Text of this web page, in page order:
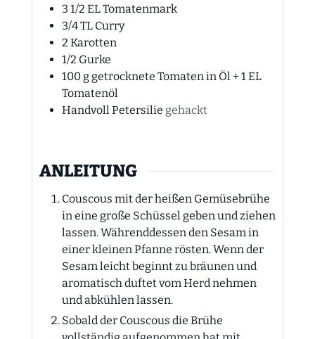
3 1/2 ELTomatenmark
3/4TL Curry
2 Karotten
1/2 Gurke
100ggetrocknete Tomaten in Öl + 1 EL
Tomatenöl
Handvoll Petersilie gehackt
ANLEITUNG
Couscous mit der heißen Gemüsebrühe
in eine große Schüssel geben und ziehen
lassen. Währenddessen den Sesam in
einer kleinen Pfanne rösten. Wenn der
Sesam leicht beginnt zu bräunen und
aromatisch duftet vom Herd nehmen
und abkühlen lassen.
Sobald der Couscous die Brühe